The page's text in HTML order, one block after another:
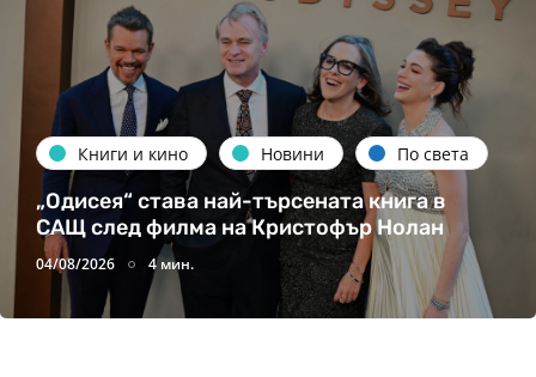
Книги и кино Новини По света
„Одисея“ става най-търсената книга в
САЩ след филма на Кристофър Нолан
04/08/2026 4 мин.